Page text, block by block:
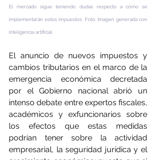
El mercado sigue teniendo dudas respecto a cómo se
implementarán estos impuestos. Foto: Imagen generada con
inteligencia artificial.
El anuncio de nuevos impuestos y
cambios tributarios en el marco de la
emergencia económica decretada
por el Gobierno nacional abrió un
intenso debate entre expertos fiscales,
académicos y exfuncionarios sobre
los efectos que estas medidas
podrían tener sobre la actividad
empresarial, la seguridad jurídica y el